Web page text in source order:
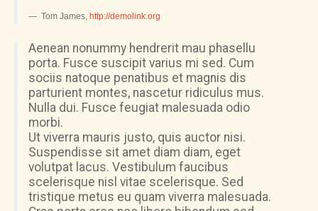
Tom James http://demolink.org
Aenean nonummy hendrerit mau phasellu
porta. Fusce suscipit varius mi sed. Cum
sociis natoque penatibus et magnis dis
parturient montes, nascetur ridiculus mus.
Nulla dui. Fusce feugiat malesuada odio
morbi.
Ut viverra mauris justo, quis auctor nisi.
Suspendisse sit amet diam diam, eget
volutpat lacus. Vestibulum faucibus
scelerisque nisl vitae scelerisque. Sed
tristique metus eu quam viverra malesuada.